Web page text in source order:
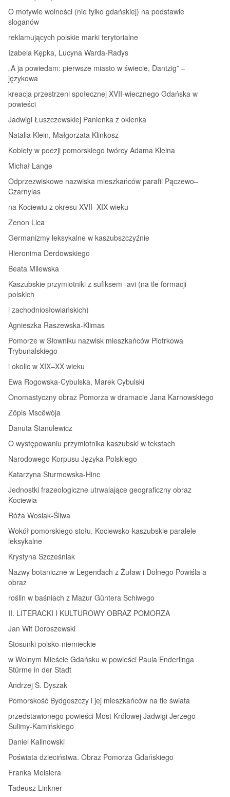
O motywie wolności (nie tylko gdańskiej) na podstawie
sloganów
reklamujących polskie marki terytorialne
Izabela Kępka, Lucyna Warda‑Radys
„A ja powiedam: pierwsze miasto w świecie, Dantzig” –
językowa
kreacja przestrzeni społecznej XVII‑wiecznego Gdańska w
powieści
Jadwigi Łuszczewskiej Panienka z okienka
Natalia Klein, Małgorzata Klinkosz
Kobiety w poezji pomorskiego twórcy Adama Kleina
Michał Lange
Odprzezwiskowe nazwiska mieszkańców parafii Pączewo–
Czarnylas
na Kociewiu z okresu XVII–XIX wieku
Zenon Lica
Germanizmy leksykalne w kaszubszczyźnie
Hieronima Derdowskiego
Beata Milewska
Kaszubskie przymiotniki z sufiksem ‑avi (na tle formacji
polskich
i zachodniosłowiańskich)
Agnieszka Raszewska‑Klimas
Pomorze w Słowniku nazwisk mieszkańców Piotrkowa
Trybunalskiego
i okolic w XIX–XX wieku
Ewa Rogowska‑Cybulska, Marek Cybulski
Onomastyczny obraz Pomorza w dramacie Jana Karnowskiego
Zôpis Mscëwòja
Danuta Stanulewicz
O występowaniu przymiotnika kaszubski w tekstach
Narodowego Korpusu Języka Polskiego
Katarzyna Sturmowska‑Hinc
Jednostki frazeologiczne utrwalające geograficzny obraz
Kociewia
Róża Wosiak‑Śliwa
Wokół pomorskiego stołu. Kociewsko‑kaszubskie paralele
leksykalne
Krystyna Szcześniak
Nazwy botaniczne w Legendach z Żuław i Dolnego Powiśla a
obraz
roślin w baśniach z Mazur Güntera Schiwego
II. LITERACKI I KULTUROWY OBRAZ POMORZA
Jan Wit Doroszewski
Stosunki polsko‑niemieckie
w Wolnym Mieście Gdańsku w powieści Paula Enderlinga
Stürme in der Stadt
Andrzej S. Dyszak
Pomorskość Bydgoszczy i jej mieszkańców na tle świata
przedstawionego powieści Most Królowej Jadwigi Jerzego
Sulimy‑Kamińskiego
Daniel Kalinowski
Poświata dzieciństwa. Obraz Pomorza Gdańskiego
Franka Meislera
Tadeusz Linkner